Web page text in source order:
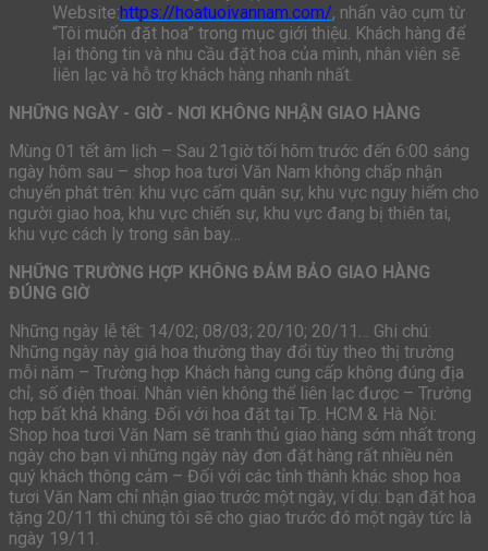
Website:https://hoatuoivannam.com/, nhấn vào cụm từ
“Tôi muốn đặt hoa” trong mục giới thiệu. Khách hàng để
lại thông tin và nhu cầu đặt hoa của mình, nhân viên sẽ
liên lạc và hỗ trợ khách hàng nhanh nhất.
NHỮNG NGÀY - GIỜ - NƠI KHÔNG NHẬN GIAO HÀNG
Mùng 01 tết âm lịch – Sau 21giờ tối hôm trước đến 6:00 sáng
ngày hôm sau – shop hoa tươi Văn Nam không chấp nhận
chuyển phát trên: khu vực cấm quân sự, khu vực nguy hiểm cho
người giao hoa, khu vực chiến sự, khu vực đang bị thiên tai,
khu vực cách ly trong sân bay…
NHỮNG TRƯỜNG HỢP KHÔNG ĐẢM BẢO GIAO HÀNG
ĐÚNG GIỜ
Những ngày lễ tết: 14/02; 08/03; 20/10; 20/11… Ghi chú:
Những ngày này giá hoa thường thay đổi tùy theo thị trường
mỗi năm – Trường hợp Khách hàng cung cấp không đúng địa
chỉ, số điện thoai. Nhân viên không thể liên lạc được – Trường
hợp bất khả kháng. Đối với hoa đặt tại Tp. HCM & Hà Nội:
Shop hoa tươi Văn Nam sẽ tranh thủ giao hàng sớm nhất trong
ngày cho bạn vì những ngày này đơn đặt hàng rất nhiều nên
quý khách thông cảm – Đối với các tỉnh thành khác shop hoa
tươi Văn Nam chỉ nhận giao trước một ngày, ví dụ: bạn đặt hoa
tặng 20/11 thì chúng tôi sẽ cho giao trước đó một ngày tức là
ngày 19/11.